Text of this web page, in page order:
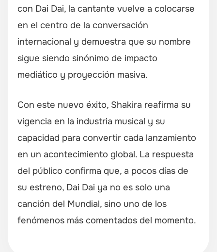
con Dai Dai, la cantante vuelve a colocarse
en el centro de la conversación
internacional y demuestra que su nombre
sigue siendo sinónimo de impacto
mediático y proyección masiva.
Con este nuevo éxito, Shakira reafirma su
vigencia en la industria musical y su
capacidad para convertir cada lanzamiento
en un acontecimiento global. La respuesta
del público confirma que, a pocos días de
su estreno, Dai Dai ya no es solo una
canción del Mundial, sino uno de los
fenómenos más comentados del momento.